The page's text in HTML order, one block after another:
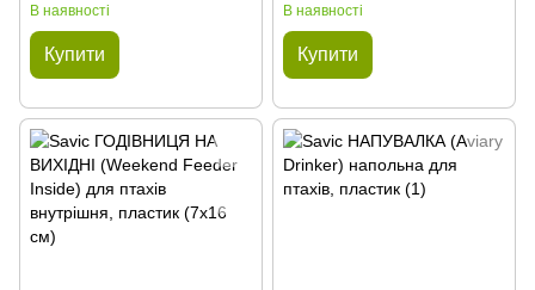
В наявності
Купити
В наявності
Купити